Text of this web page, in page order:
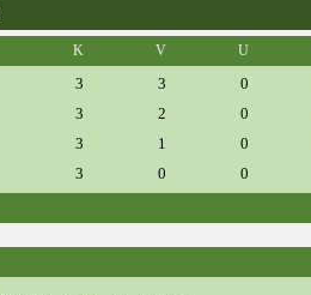
K V U
3 3 0
3 2 0
3 1 0
3 0 0